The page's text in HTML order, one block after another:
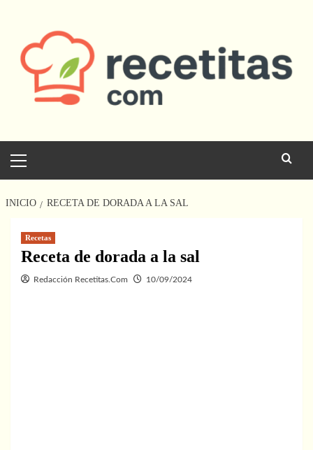
contenido
principal
INICIO RECETA DE DORADA A LA SAL
Recetas
Receta de dorada a la sal
Redacción Recetitas.Com 10/09/2024